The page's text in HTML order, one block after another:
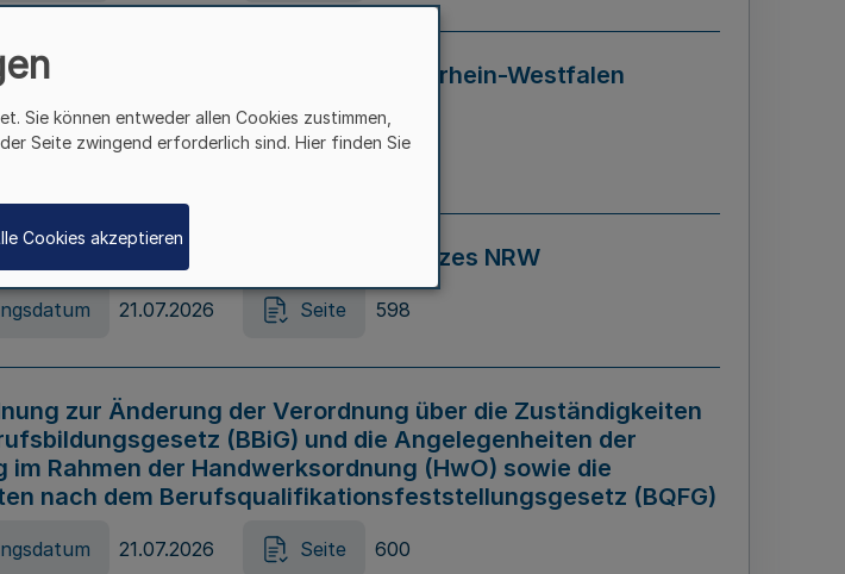
von Diskriminierung in Nordrhein-Westfalen
– LADG NRW)
21.07.2026 Seite 595
des Online-Casinospiel Gesetzes NRW
21.07.2026 Seite 598
zur Änderung der Verordnung über die Zuständigkeiten
(BBiG) und die Angelegenheiten der
im Rahmen der Handwerksordnung (HwO) sowie die
nach dem Berufsqualifikationsfeststellungsgesetz (BQFG)
21.07.2026 Seite 600
Sie können entweder allen Cookies zustimmen,
Seite zwingend erforderlich sind. Hier finden Sie
Cookies akzeptieren